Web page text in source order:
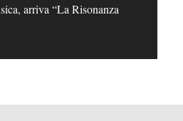
arriva “La Risonanza